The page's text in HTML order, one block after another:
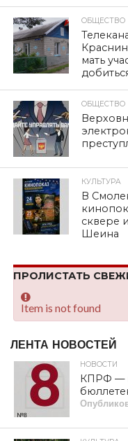
ОБЩЕСТВО
мать
ОБЩЕСТВО
КУЛЬТУРА
В
сквере
Шеина
ПРОЛИСТАТЬ
Item is not found
ЛЕНТА НОВОСТЕЙ
НОВОСТИ
КПРФ —